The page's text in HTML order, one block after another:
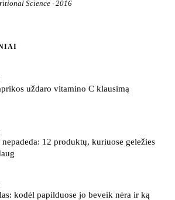
Science · 2016
uždaro vitamino C klausimą
nepadeda: 12 produktų, kuriuose geležies
kodėl papilduose jo beveik nėra ir ką